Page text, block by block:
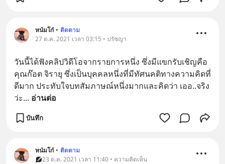
หน๋มโก๋ • ติดตาม
27 ต.ค. 2021 เวลา 03:15 • ปรัชญา
วันนี้ได้ฟังคลิปวิดีโอจากรายการหนึ่ง ซึ่งมีแขกรับเชิญคือ
คุณก๊อต จิรายุ ซึ่งเป็นบุคคลหนึ่งที่มีทัศนคติทางความคิดที่
ดีมาก ประทับใจบทสัมภาษณ์หนึ่งมากและคิดว่า เออ..จริง
ว่ะ... อ่านต่อ
บันทึก
หน๋มโก๋ • ติดตาม
23 ต.ค. 2021 เวลา 11:40 • ความคิดเห็น